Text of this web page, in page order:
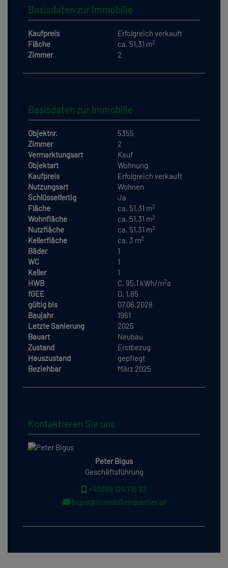
Basisdaten zur Immobilie
Kaufpreis
Erfolgreich verkauft
Fläche
ca. 51,31 m2
Zimmer 2
Basisdaten zur Immobilie
Objektnr.
5355
Zimmer
2
Vermarktungsart
Kauf
Objektart
Wohnung
Kaufpreis
Erfolgreich verkauft
Nutzungsart
Wohnen
Schlüsselfertig
Ja
Fläche
ca. 51,31 m2
Wohnfläche ca. 51,31 m2
Nutzfläche ca. 51,31 m2
Kellerfläche ca. 3 m2
Bäder
1
WC
1
Keller
1
HWB
C, 95.1 kWh/m2a
fGEE
D, 1,85
gültig bis
07.06.2028
Baujahr
1961
Letzte Sanierung
2025
Bauart
Neubau
Zustand
Erstbezug
Hauszustand
gepflegt
Beziehbar
März 2025
Kontaktieren Sie uns
Peter Bigus
Geschäftsführung
+43699 124 715 92
bigus@immobilienquartier.at